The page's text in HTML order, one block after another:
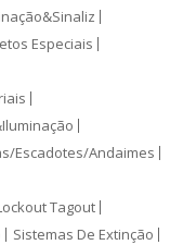
Especiais
Escadotes/Andaimes
Tagout
Sistemas De Extinção